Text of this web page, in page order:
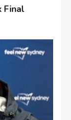
Final